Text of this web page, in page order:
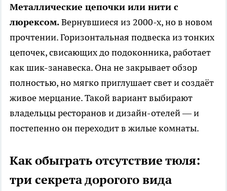
Металлические цепочки или нити с
люрексом.Вернувшиеся из 2000-х, но в новом
прочтении. Горизонтальная подвеска из тонких
цепочек, свисающих до подоконника, работает
как шик-занавеска. Она не закрывает обзор
полностью, но мягко приглушает свет и создаёт
живое мерцание. Такой вариант выбирают
владельцы ресторанов и дизайн-отелей — и
постепенно он переходит в жилые комнаты.
Как обыграть отсутствие тюля:
три секрета дорогого вида